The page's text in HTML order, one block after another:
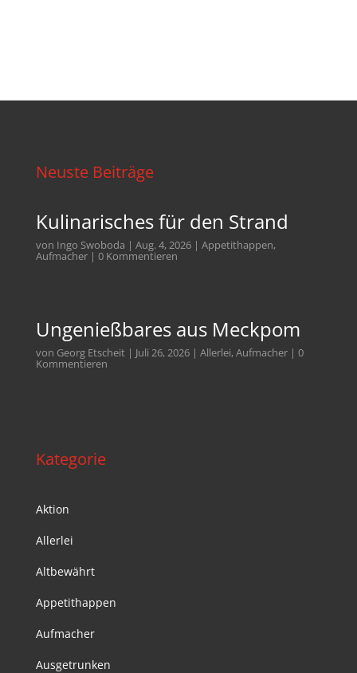
Neuste Beiträge
Kulinarisches für den Strand
von Ingo Swoboda | Aug. 4, 2026| Appetithappen,
Aufmacher| 0 Kommentieren
Ungenießbares aus Meckpom
von Georg Etscheit| Juli 26, 2026| Allerlei,Aufmacher| 0
Kommentieren
Kategorie
Aktion
Allerlei
Altbewährt
Appetithappen
Aufmacher
Ausgetrunken